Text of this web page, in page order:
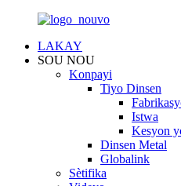
LAKAY
SOU NOU
Konpayi
Tiyo Dinsen
Istwa
Kesyon
Dinsen Metal
Globalink
Sètifika